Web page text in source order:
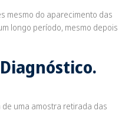
mesmo do aparecimento das
longo período, mesmo depois
uma amostra retirada das